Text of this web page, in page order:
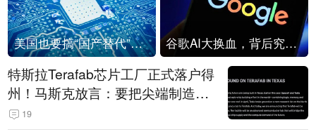
美国也要搞“国产替代”？先算清三笔账 谷歌AI大换血，背后究竟发生了什么？
特斯拉Terafab芯片工厂正式落户得
州！马斯克放言：要把尖端制造带
回美国
19